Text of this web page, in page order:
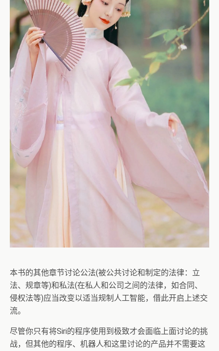
本书的其他章节讨论公法(被公共讨论和制定的法律：立
法、规章等)和私法(在私人和公司之间的法律，如合同、
侵权法等)应当改变以适当规制人工智能，借此开启上述交
流。
尽管你只有将Siri的程序使用到极致才会面临上面讨论的挑
战，但其他的程序、机器人和这里讨论的产品并不需要这